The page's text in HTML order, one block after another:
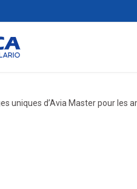
uniques d’Avia Master pour les